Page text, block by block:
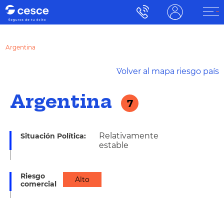
Argentina
´Volver al mapa riesgo país
Argentina 7
Situación Política:
Relativamente
estable
Riesgo
comercial
Alto